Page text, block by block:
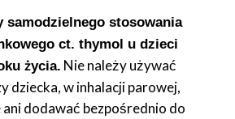
samodzielnego stosowania
ct. thymol u dzieci
życia. Nie należy używać
dziecka, w inhalacji parowej,
dodawać bezpośrednio do